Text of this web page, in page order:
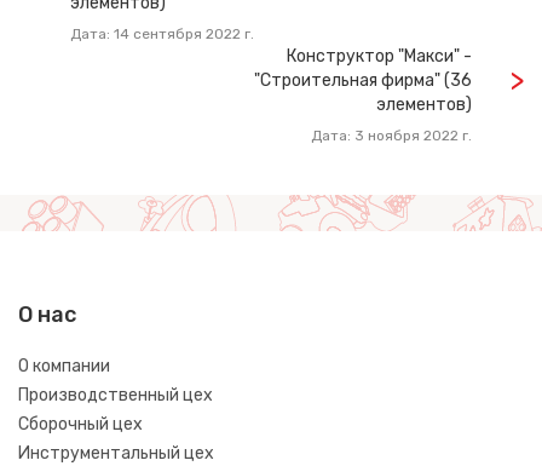
Дата: 14 сентября 2022 г.
Конструктор "Макси" -
"Строительная фирма" (36
элементов)
Дата: 3 ноября 2022 г.
О нас
О компании
Производственный цех
Сборочный цех
Инструментальный цех